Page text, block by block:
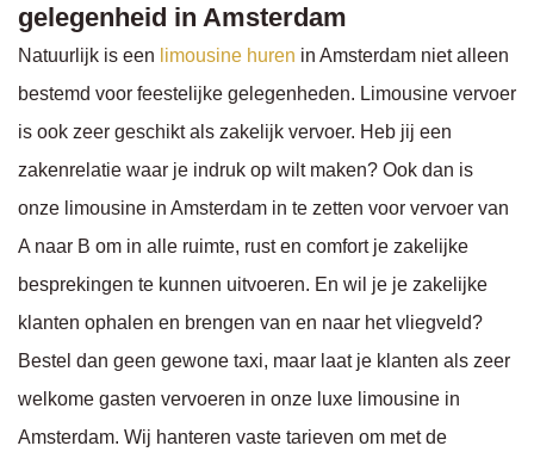
gelegenheid in Amsterdam
Natuurlijk is een limousine huren in Amsterdam niet alleen
bestemd voor feestelijke gelegenheden. Limousine vervoer
is ook zeer geschikt als zakelijk vervoer. Heb jij een
zakenrelatie waar je indruk op wilt maken? Ook dan is
onze limousine in Amsterdam in te zetten voor vervoer van
A naar B om in alle ruimte, rust en comfort je zakelijke
besprekingen te kunnen uitvoeren. En wil je je zakelijke
klanten ophalen en brengen van en naar het vliegveld?
Bestel dan geen gewone taxi, maar laat je klanten als zeer
welkome gasten vervoeren in onze luxe limousine in
Amsterdam. Wij hanteren vaste tarieven om met de